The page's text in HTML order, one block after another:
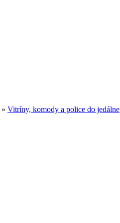
» Vitríny, komody a police do jedálne